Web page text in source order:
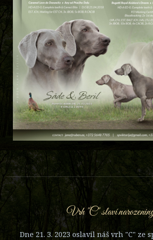
Vrh "C" slaví
Dne 21. 3. 2023 oslavil náš vrh "C" ze